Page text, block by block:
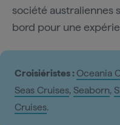
société australiennes
bord pour une
Croisiéristes : Oceania
Seas Cruises, Seaborn,
Cruises.